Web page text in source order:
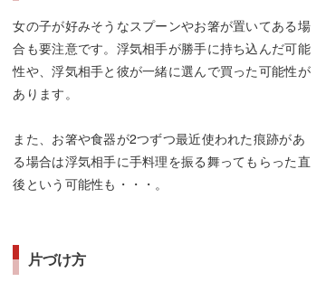
女の子が好みそうなスプーンやお箸が置いてある場
合も要注意です。浮気相手が勝手に持ち込んだ可能
性や、浮気相手と彼が一緒に選んで買った可能性が
あります。
また、お箸や食器が2つずつ最近使われた痕跡があ
る場合は浮気相手に手料理を振る舞ってもらった直
後という可能性も・・・。
片づけ方